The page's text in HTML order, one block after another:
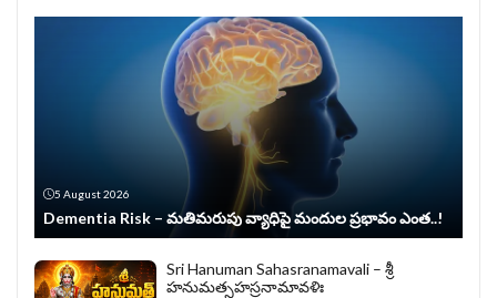
5 August 2026
Dementia Risk – మతిమరుపు వ్యాధిపై మందుల ప్రభావం ఎంత..!
Sri Hanuman Sahasranamavali – శ్రీ
హనుమత్సహస్రనామావళిః